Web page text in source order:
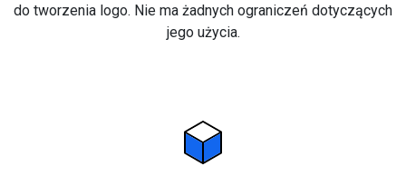
do tworzenia logo. Nie ma żadnych ograniczeń dotyczących
jego użycia.